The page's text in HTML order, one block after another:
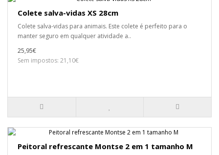
Colete salva-vidas XS 28cm
Colete salva-vidas para animais. Este colete é perfeito para o
manter seguro em qualquer atividade a..
25,95€
Sem impostos: 21,10€
Peitoral refrescante Montse 2 em 1 tamanho M